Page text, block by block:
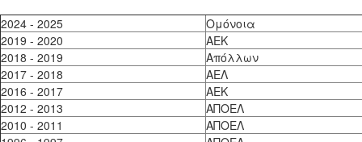
2024 - 2025
Ομόνοια
2019 - 2020
ΑΕΚ
2018 - 2019
Απόλλων
2017 - 2018
ΑΕΛ
2016 - 2017
ΑΕΚ
2012 - 2013
ΑΠΟΕΛ
2010 - 2011
ΑΠΟΕΛ